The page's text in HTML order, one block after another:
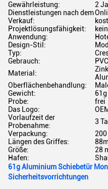
Gewährleistung:
2
Dienstleistungen nach dem
Verkauf:
Projektlösungsfähigkeit:
Anwendung:
Design-Stil:
Typ:
Gebrauch:
Material:
Oberflächenbehandlung:
Gewicht:
61g
Probe:
frei
Das Logo:
Vorlaufzeit der
Probenahme:
3
Verpackung:
Längen des Griffes:
Größe:
28
Hafen:
61g Aluminium Schiebetür
Sicherheitsvorrichtungen